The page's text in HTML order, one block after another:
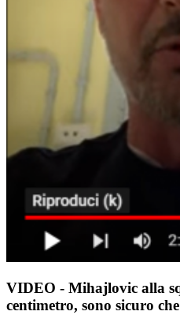
VIDEO - Mihajlovic alla
centimetro, sono sicuro